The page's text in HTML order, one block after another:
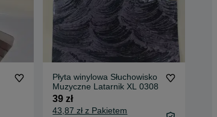
Płyta winylowa Słuchowisko
Muzyczne Latarnik XL 0308
39 zł
43,87 zł z Pakietem